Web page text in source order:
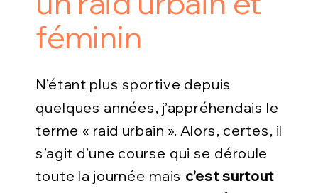
féminin
N’étant plus sportive depuis
quelques années, j’appréhendais le
terme « raid urbain ». Alors, certes, il
s’agit d’une course qui se déroule
toute la journée mais c’est surtout